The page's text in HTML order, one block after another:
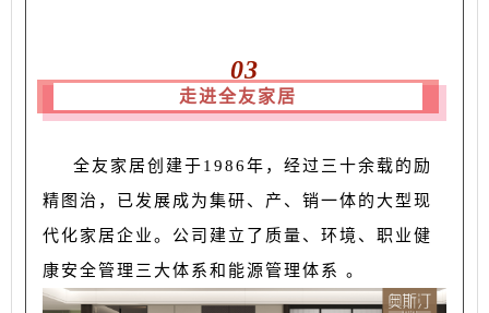
03
走进全友家居
全友家居创建于1986年，经过三十余载的励
精图治，已发展成为集研、产、销一体的大型现
代化家居企业。公司建立了质量、环境、职业健
康安全管理三大体系和能源管理体系 。